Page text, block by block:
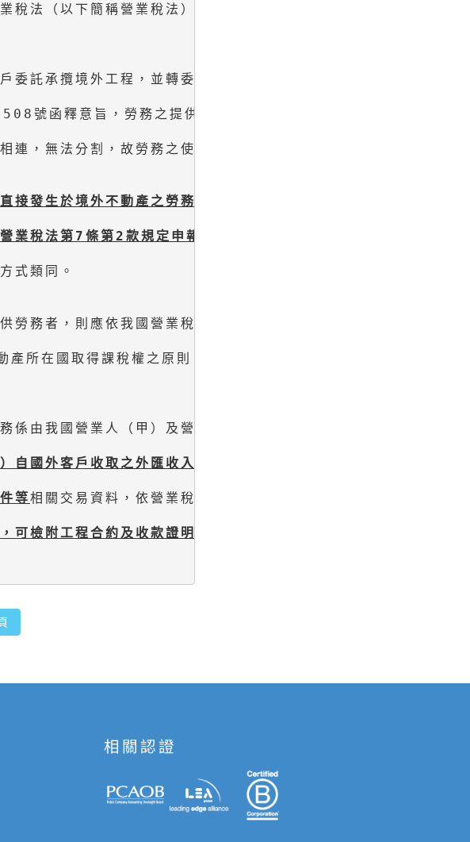
稅法（以下簡稱營業稅法）第7條第2款規定，申報適用零稅率。
委託承攬境外工程，並轉委託另一國內營業人（乙）共同派員赴境
號函釋意旨，勞務之提供地係屬我國境內；
連，無法分割，故勞務之使用地為該境外不動產之所在地。
接發生於境外不動產之勞務，
業稅法第 7 條第2 款規定申報適用零稅率
式類同。
勞務者，則應依我國營業稅法規定課徵營業稅，
產所在國取得課稅權之原則。
由我國營業人（甲）及營業人（乙）
自國外客戶收取之外匯收入，
等相關交易資料，依營業稅法第7條第2款規定
可檢附工程合約及收款證明文件等相關交易資料，
相關認證